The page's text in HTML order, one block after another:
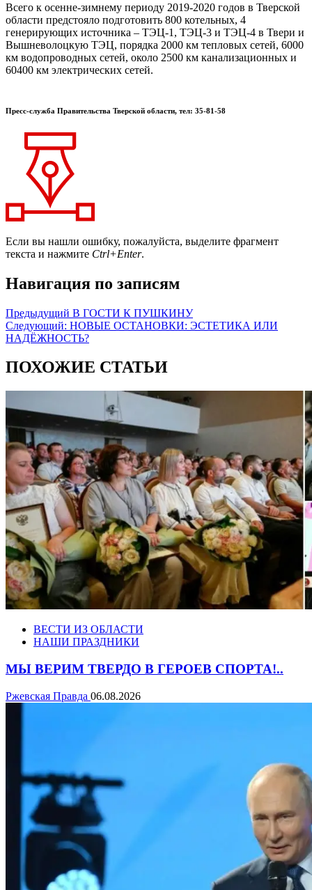
Всего к осенне-зимнему периоду 2019-2020 годов в Тверской
области предстояло подготовить 800 котельных, 4
генерирующих источника – ТЭЦ-1, ТЭЦ-3 и ТЭЦ-4 в Твери и
Вышневолоцкую ТЭЦ, порядка 2000 км тепловых сетей, 6000
км водопроводных сетей, около 2500 км канализационных и
60400 км электрических сетей.
Пресс-служба Правительства Тверской области, тел: 35-81-58
Если вы нашли ошибку, пожалуйста, выделите фрагмент
текста и нажмите Ctrl+Enter.
Навигация по записям
Предыдущий В ГОСТИ К ПУШКИНУ
Следующий: НОВЫЕ ОСТАНОВКИ: ЭСТЕТИКА ИЛИ
НАДЁЖНОСТЬ?
ПОХОЖИЕ СТАТЬИ
ВЕСТИ ИЗ ОБЛАСТИ
НАШИ ПРАЗДНИКИ
МЫ ВЕРИМ ТВЕРДО В ГЕРОЕВ СПОРТА!..
Ржевская Правда 06.08.2026